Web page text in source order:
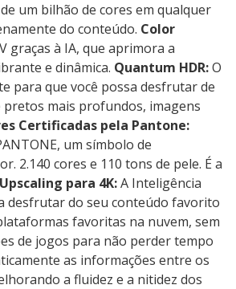
um bilhão de cores em qualquer
do conteúdo. Color
graças à IA, que aprimora a
e dinâmica. Quantum HDR:O
para que você possa desfrutar de
pretos mais profundos, imagens
Certificadas pela Pantone:
um símbolo de
2.140 cores e 110 tons de pele. É a
Upscaling para 4K:A Inteligência
desfrutar do seu conteúdo favorito
favoritas na nuvem, sem
de jogos para não perder tempo
as informações entre os
a fluidez e a nitidez dos